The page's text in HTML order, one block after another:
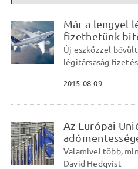
Már a lengyel
fizethetünk
Új eszközzel
légitársaság
2015-08-09
Az Európai
Valamivel több,
David Hedqvist